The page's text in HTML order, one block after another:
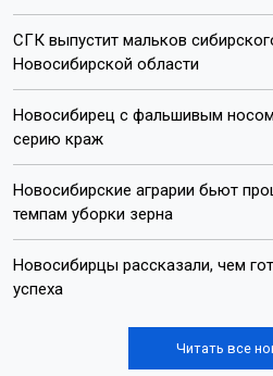
СГК выпустит мальков
Новосибирской области
Новосибирец с фальшивым
серию краж
Новосибирские аграрии бьют
темпам уборки зерна
Новосибирцы рассказали, чем
успеха
Читать все